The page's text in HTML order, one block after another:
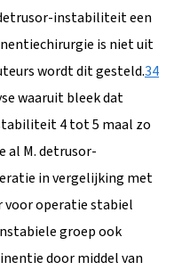
instabiliteit een
is niet uit
wordt dit gesteld.34
waaruit bleek dat
4 tot 5 maal zo
al M. detrusor-
in vergelijking met
voor operatie stabiel
groep ook
door middel van